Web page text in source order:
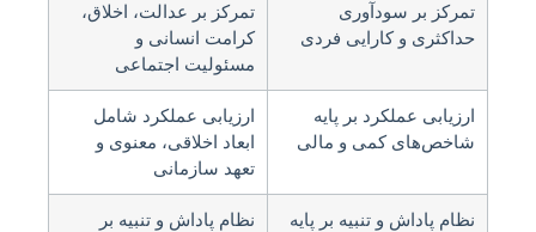
تمرکز بر سودآوری
حداکثری و کارایی فردی
تمرکز بر عدالت، اخلاق،
کرامت انسانی و
مسئولیت اجتماعی
ارزیابی عملکرد بر پایه
شاخص‌های کمی و مالی
ارزیابی عملکرد شامل
ابعاد اخلاقی، معنوی و
تعهد سازمانی
نظام پاداش و تنبیه بر پایه
نظام پاداش و تنبیه بر